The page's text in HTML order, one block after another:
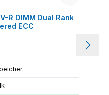
R DIMM Dual Rank
ECC